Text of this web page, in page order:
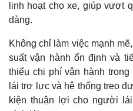
linh hoạt cho xe, giúp vượt
dàng.
Không chỉ làm việc mạnh
suất vận hành ổn định và
thiểu chi phí vận hành
lái trợ lực và hệ thống treo
kiện thuận lợi cho người